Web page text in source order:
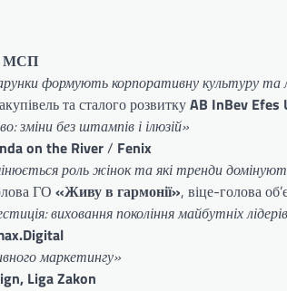
МСП
формують корпоративну культуру та
та сталого розвиткуAB InBev Efes
зміни без штампів і ілюзій»
on the River/ Fenix
роль жінок та які тренди
ГО «Живу в гармонії», віце-голова
виховання покоління майбутніх
маркетингу»
Liga Zakon